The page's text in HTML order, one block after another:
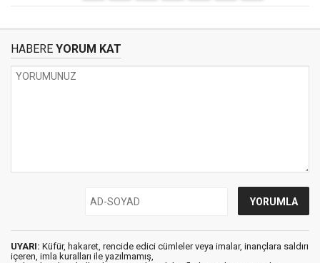
HABERE YORUM KAT
UYARI: Küfür, hakaret, rencide edici cümleler veya imalar, inançlara saldırı
içeren, imla kuralları ile yazılmamış,